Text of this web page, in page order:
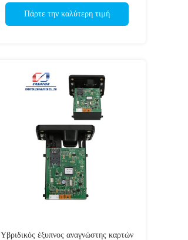
Πάρτε την καλύτερη τιμή
Υβριδικός έξυπνος αναγνώστης καρτών